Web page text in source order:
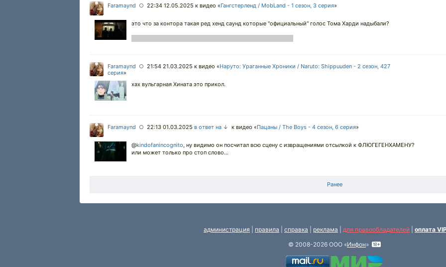
Faramaynd ○ 22:34 12.05.2025 к видео «Гангстерленд / MobLand - 1 сезон, 3 серия»
это что за контора такая ред хенд саунд которые "официальный" голос Тома Харди надыбали?
Faramaynd ○ 21:54 21.03.2025 к видео «Наруто: Ураганные Хроники / Naruto: Shippuuden - 2 сезон, 427
серия»
хах вульгарная Хината это прикол.
Faramaynd ○ 22:13 01.03.2025 в ответ на ↓ к видео «Пацаны / The Boys - 4 сезон, 6 серия»
@kindofanincognito, ну видимо он посчитал всю сцену с извращениями отсылкой к ФЛЮГЕГЕНХАМЕНУ?
или может только про стоп слово...
Ранее
администрация правила справка реклама для правообладателей оплата
© 2008-2026 ООО «Инфон»